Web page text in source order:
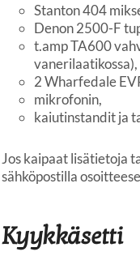
Stanton 404
Denon 2500-F
t.amp TA600
vanerilaatikossa),
2 Wharfedale
mikrofonin,
kaiutinstandit ja
Jos kaipaat lisätietoja
sähköpostilla
Kyykkäsetti